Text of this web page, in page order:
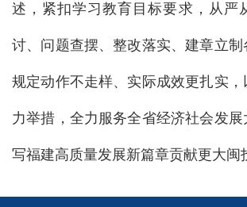
述，紧扣学习教育目标要求，从严
讨、问题查摆、整改落实、建章立
规定动作不走样、实际成效更扎实
力举措，全力服务全省经济社会发
写福建高质量发展新篇章贡献更大闽